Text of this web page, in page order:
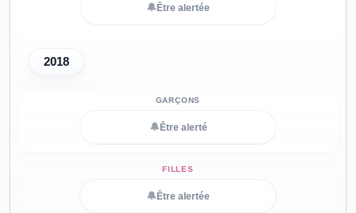
🔔 Être alertée
2018
🔔 Être alerté
🔔 Être alertée